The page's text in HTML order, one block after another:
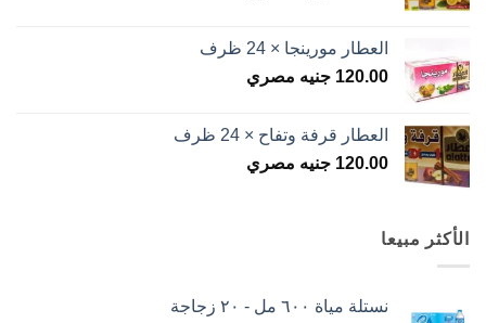
العطار مورينجا × 24 ظرف
120.00 جنيه مصري
العطار قرفة وتفاح × 24 ظرف
120.00 جنيه مصري
الأكثر مبيعا
نستلة مياة ٦٠٠ مل - ٢٠ زجاجة